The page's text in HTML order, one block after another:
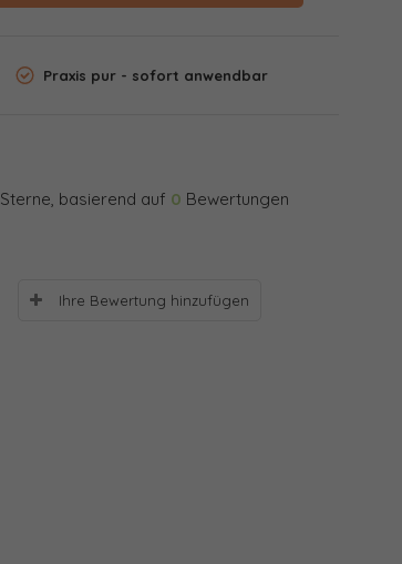
Praxis pur - sofort anwendbar
Sterne, basierend auf 0 Bewertungen
Ihre Bewertung hinzufügen